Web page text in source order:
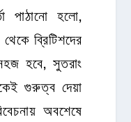
পাঠানো হলো,
ব্রিটিশদের
হবে, সুতরাং
গুরুত্ব দেয়া
অবশেষে